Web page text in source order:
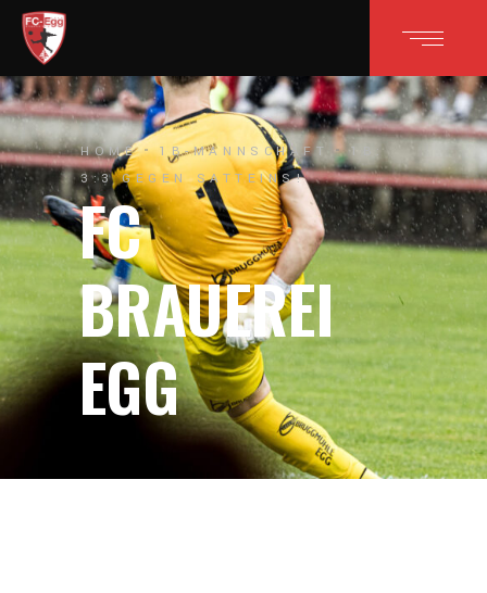
HOME 1B-MANNSCHAFT
1B:
3:3 GEGEN SATTEINS!
FC
BRAUEREI
EGG